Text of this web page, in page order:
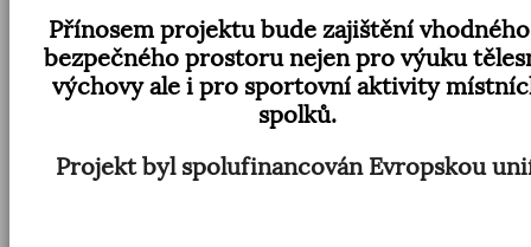
Přínosem projektu bude zajištění
bezpečného prostoru nejen pro výuku
výchovy ale i pro sportovní aktivity
spolků.
Projekt byl spolufinancován Evropskou